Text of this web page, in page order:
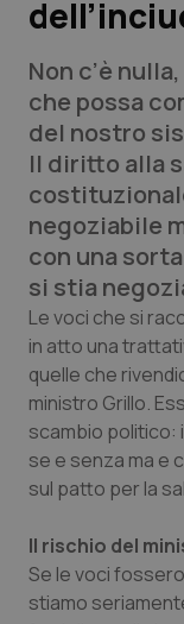
Studi e Analisi
Lettere al
Edizioni
QS Pro
Professionisti
Abruzzo
Basilicata
Calabria
Campania
Emilia-
QS Pro
Artrite &
Asma &
Car-T
QS Club
Non c’è
che possa
del nostro
Il diritto alla
negoziabile
con una
si stia
Le voci che si
in atto una
quelle che
ministro Grillo.
scambio politico:
se e senza ma e
sul patto per la
Il rischio del
Se le voci
stiamo